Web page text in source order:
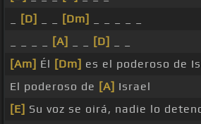
[D] [Dm]
[A] [D]
[Am] Él [Dm] es el poderoso de
El poderoso de [A] Israel
[E] Su voz se oirá, nadie lo